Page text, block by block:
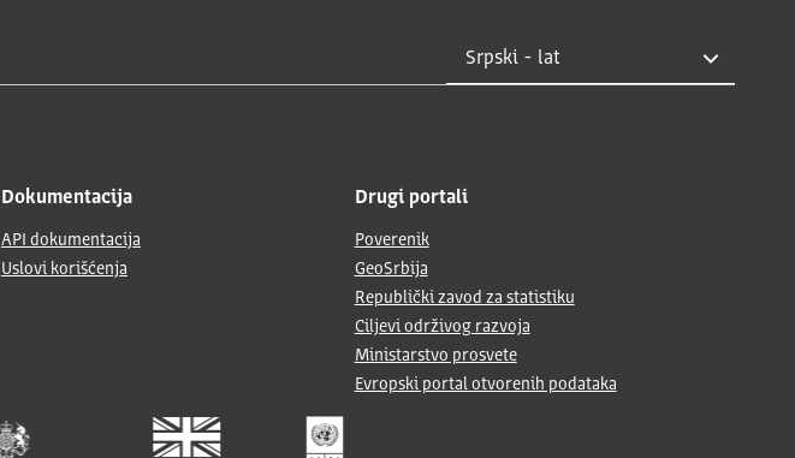
Dokumentacija
API dokumentacija
Uslovi korišćenja
Drugi portali
Poverenik
GeoSrbija
Republički zavod za statistiku
Ciljevi održivog razvoja
Ministarstvo prosvete
Evropski portal otvorenih podataka